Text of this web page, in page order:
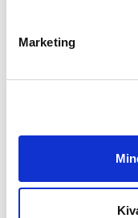
Marketing
el a